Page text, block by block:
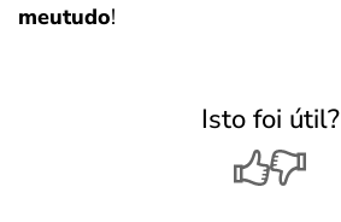
meutudo!
Isto foi útil?